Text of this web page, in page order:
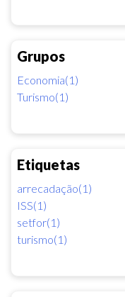
Grupos
Economia(1)
Turismo(1)
Etiquetas
arrecadação(1)
ISS(1)
setfor(1)
turismo(1)